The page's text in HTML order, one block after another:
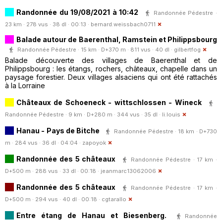
Randonnée du 19/08/2021 à 10:42
Randonnée Pédestre ·
23 km · 278 vus · 38 dl · 00:13 · bernard.weissbach0711
Balade autour de Baerenthal, Ramstein et Philippsbourg
Randonnée Pédestre · 15 km · D+370 m · 811 vus · 40 dl · gilbertfog
Balade découverte des villages de Baerenthal et de
Philippsbourg : les étangs, rochers, châteaux, chapelle dans un
paysage forestier. Deux villages alsaciens qui ont été rattachés
à la Lorraine
Châteaux de Schoeneck - wittschlossen - Wineck
Randonnée Pédestre · 9 km · D+280 m · 344 vus · 35 dl · li.louis
Hanau - Pays de Bitche
Randonnée Pédestre · 18 km · D+730
m · 284 vus · 36 dl · 04:04 · zapoyok
Randonnée des 5 châteaux
Randonnée Pédestre · 17 km ·
D+500 m · 288 vus · 33 dl · 00:18 · jeanmarc13062006
Randonnée des 5 châteaux
Randonnée Pédestre · 17 km ·
D+500 m · 294 vus · 40 dl · 00:18 · cgtarallo
Entre étang de Hanau et Biesenberg.
Randonnée